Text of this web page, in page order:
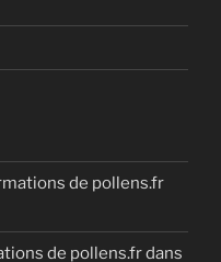
de pollens.fr
de pollens.fr dans